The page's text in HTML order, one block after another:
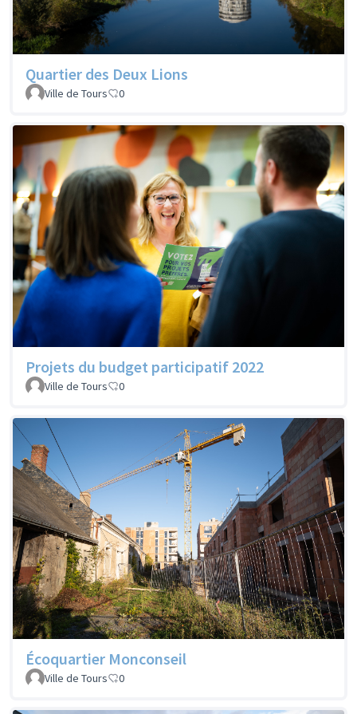
Quartier des Deux Lions
Ville de Tours 0
Projets du budget participatif 2022
Ville de Tours 0
Écoquartier Monconseil
Ville de Tours 0